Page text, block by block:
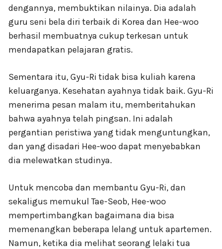
dengannya, membuktikan nilainya. Dia adalah
guru seni bela diri terbaik di Korea dan Hee-woo
berhasil membuatnya cukup terkesan untuk
mendapatkan pelajaran gratis.
Sementara itu, Gyu-Ri tidak bisa kuliah karena
keluarganya. Kesehatan ayahnya tidak baik. Gyu-Ri
menerima pesan malam itu, memberitahukan
bahwa ayahnya telah pingsan. Ini adalah
pergantian peristiwa yang tidak menguntungkan,
dan yang disadari Hee-woo dapat menyebabkan
dia melewatkan studinya.
Untuk mencoba dan membantu Gyu-Ri, dan
sekaligus memukul Tae-Seob, Hee-woo
mempertimbangkan bagaimana dia bisa
memenangkan beberapa lelang untuk apartemen.
Namun, ketika dia melihat seorang lelaki tua